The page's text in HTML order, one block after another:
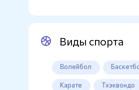
Виды спорта
Волейбол
Карате Тхэквондо